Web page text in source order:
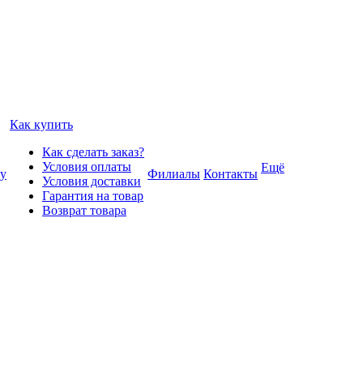
Как купить
Как сделать заказ?
Условия оплаты
Условия доставки
Гарантия на товар
Возврат товара
Филиалы Контакты Ещё